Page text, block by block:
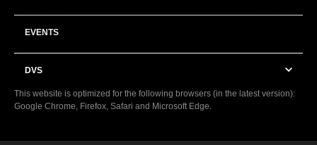
EVENTS
DVS
This website is optimized for the following browsers (in the latest version):
Google Chrome, Firefox, Safari and Microsoft Edge.